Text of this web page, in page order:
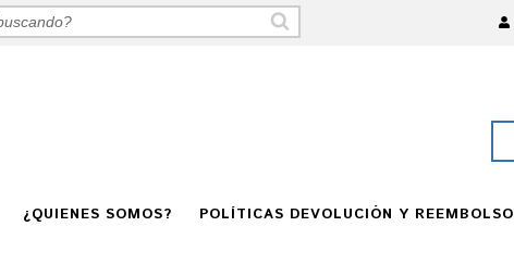
¿QUIENES SOMOS? POLÍTICAS DEVOLUCIÓN Y REEMBOLSO